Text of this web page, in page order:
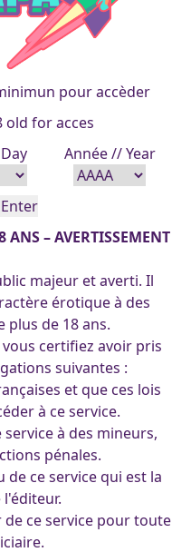
pour accèder
old for acces
Année // Year
– AVERTISSEMENT
majeur et averti. Il
érotique à des
plus de 18 ans.
certifiez avoir pris
suivantes :
et que ces lois
à ce service.
à des mineurs,
pénales.
ce service qui est la
ce service pour toute
À l’origine, Marine
personnage
Community, lui-même
Un archétype du marin
américain dans son
a pris une direction
–